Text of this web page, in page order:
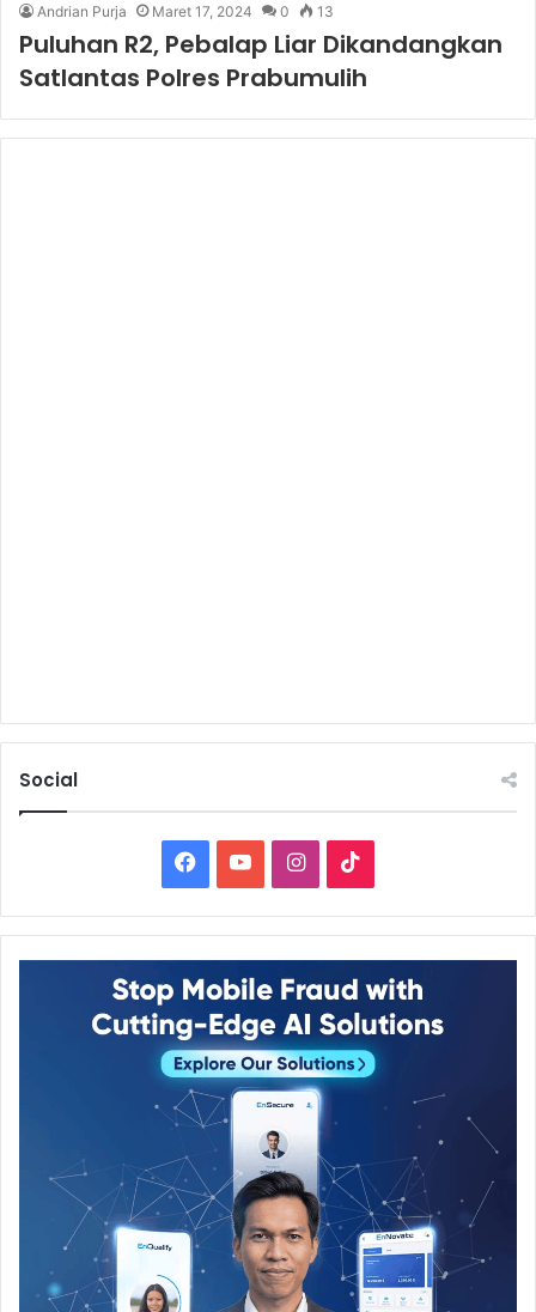
Andrian Purja Maret 17, 2024 0 13
Puluhan R2, Pebalap Liar Dikandangkan
Satlantas Polres Prabumulih
Social
Facebook
YouTubeInstagram